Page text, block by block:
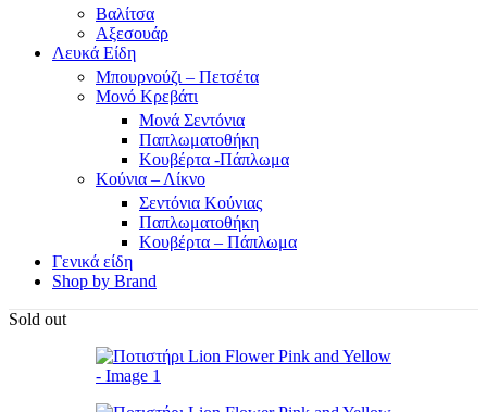
Βαλίτσα
Αξεσουάρ
Λευκά Είδη
Μπουρνούζι – Πετσέτα
Μονό Κρεβάτι
Μονά Σεντόνια
Παπλωματοθήκη
Κουβέρτα -Πάπλωμα
Κούνια – Λίκνο
Σεντόνια Κούνιας
Παπλωματοθήκη
Κουβέρτα – Πάπλωμα
Γενικά είδη
Shop by Brand
Sold out